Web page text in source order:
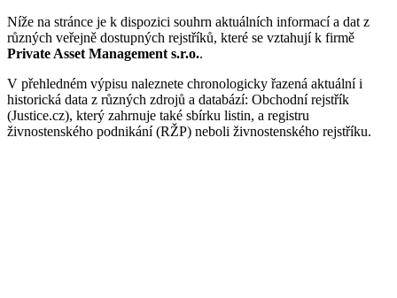
Níže na stránce je k dispozici souhrn aktuálních informací a dat z
různých veřejně dostupných rejstříků, které se vztahují k firmě
Private Asset Management s.r.o..
V přehledném výpisu naleznete chronologicky řazená aktuální i
historická data z různých zdrojů a databází: Obchodní rejstřík
(Justice.cz), který zahrnuje také sbírku listin, a registru
živnostenského podnikání (RŽP) neboli živnostenského rejstříku.